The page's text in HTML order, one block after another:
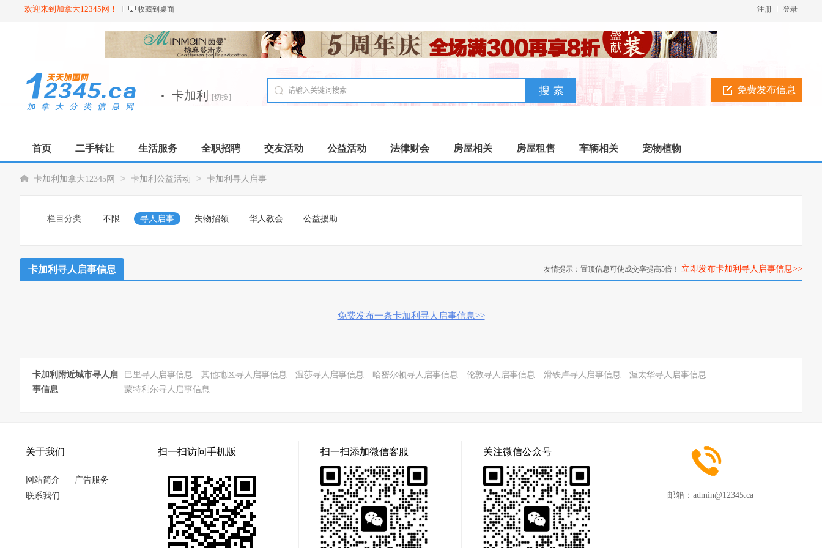
欢迎来到加拿大12345网！ 收藏到桌面 登录
注册
免费发布信息
· 卡加利 [切换]
首页 二手转让 生活服务 全职招聘 交友活动 公益活动 法律财会 房屋相关 房屋租售 车辆相关 宠物植物
卡加利加拿大12345网 > 卡加利公益活动 > 卡加利寻人启事
栏目分类 不限 寻人启事 失物招领 华人教会 公益援助
卡加利寻人启事信息 友情提示：置顶信息可使成交率提高5倍！ 立即发布卡加利寻人启事信息>>
免费发布一条卡加利寻人启事信息>>
卡加利附近城市寻人启
事信息
巴里寻人启事信息 其他地区寻人启事信息 温莎寻人启事信息 哈密尔顿寻人启事信息 伦敦寻人启事信息 滑铁卢寻人启事信息
渥太华寻人启事信息
蒙特利尔寻人启事信息
关于我们
网站简介
广告服务
联系我们
扫一扫访问手机版 扫一扫添加微信客服 关注微信公众号
邮箱： admin@12345.ca